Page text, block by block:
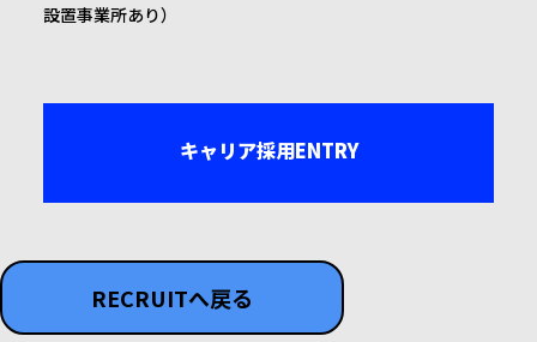
設置事業所あり）
キャリア採用ENTRY
RECRUITへ戻る